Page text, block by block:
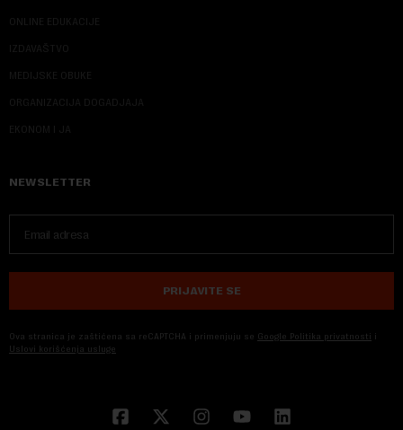
ONLINE EDUKACIJE
IZDAVAŠTVO
MEDIJSKE OBUKE
ORGANIZACIJA DOGADJAJA
EKONOM I JA
NEWSLETTER
PRIJAVITE SE
Ova stranica je zaštićena sa reCAPTCHA i primenjuju se Google Politika privatnosti i
Uslovi korišćenja usluge